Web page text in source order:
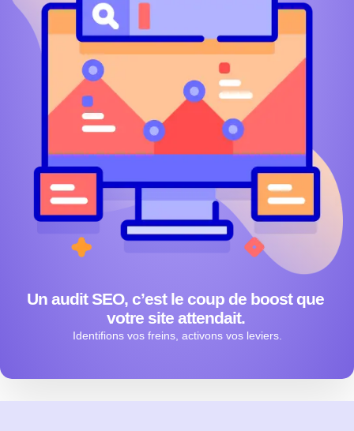
Un audit SEO, c’est le coup de boost que
votre site attendait.
Identifions vos freins, activons vos leviers.